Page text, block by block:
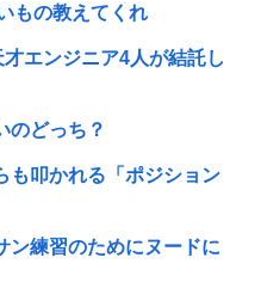
もの教えてくれ
エンジニア4人が結託し
のどっち？
も叩かれる「ポジション
ン練習のためにヌードに